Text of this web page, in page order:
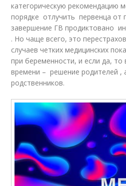
категорическую рекомендацию
порядке отлучить первенца от
завершение ГВ продиктовано
. Но чаще всего, это
случаев четких медицинских
при беременности, и если да, то
времени – решение родителей ,
родственников.